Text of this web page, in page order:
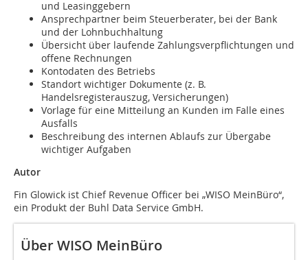
und Leasinggebern
Ansprechpartner beim Steuerberater, bei der Bank
und der Lohnbuchhaltung
Übersicht über laufende Zahlungsverpflichtungen und
offene Rechnungen
Kontodaten des Betriebs
Standort wichtiger Dokumente (z. B.
Handelsregisterauszug, Versicherungen)
Vorlage für eine Mitteilung an Kunden im Falle eines
Ausfalls
Beschreibung des internen Ablaufs zur Übergabe
wichtiger Aufgaben
Autor
Fin Glowick ist Chief Revenue Officer bei „WISO MeinBüro“,
ein Produkt der Buhl Data Service GmbH.
Über WISO MeinBüro